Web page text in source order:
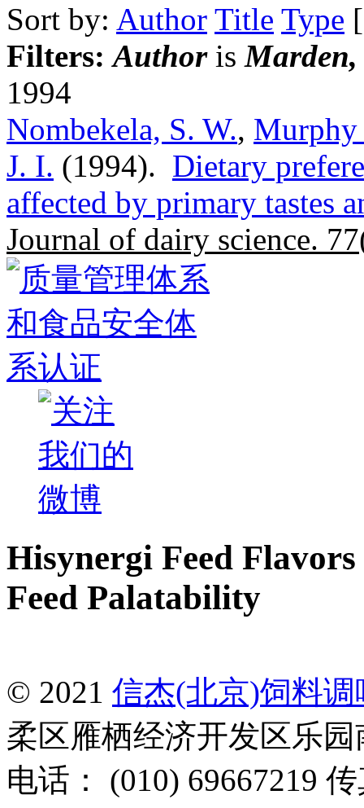
Sort by: Author Title Type
Filters:Authoris
1994
Nombekela, S. W.,
J. I. (1994). Dietary
affected by primary tastes
Journal of dairy science. 77
Hisynergi Feed
Feed Palatability
© 2021 信杰(北京)饲料
柔区雁栖经济开发区乐
电话： (010) 69667219